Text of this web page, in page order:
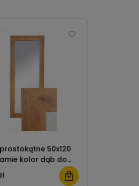
50x120
przedpokoju